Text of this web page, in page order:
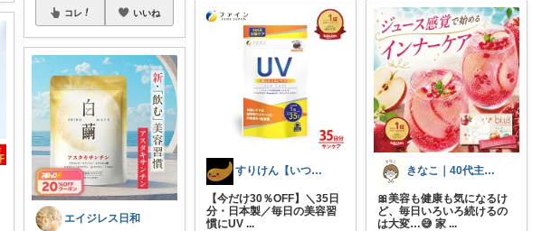
コレ いいね
エイジレス日和
すりけん【いつもありがとう😊】
【今だけ30％OFF】＼35日
分・日本製／毎日の美容習
慣にUV ...
きなこ｜40代主婦の暮らしラクメモ
🎀美容も健康も気になるけ
ど、毎日いろいろ続けるの
は大変…😅 家 ...